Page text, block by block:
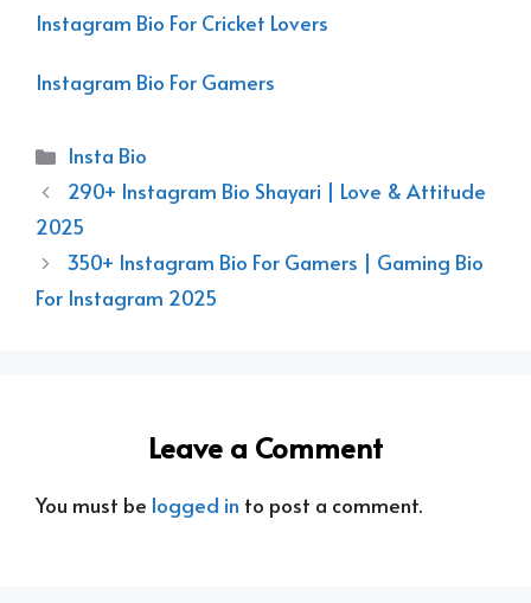
Instagram Bio For Cricket Lovers
Instagram Bio For Gamers
Categories
Insta Bio
290+ Instagram Bio Shayari | Love & Attitude
2025
350+ Instagram Bio For Gamers | Gaming Bio
For Instagram 2025
Leave a Comment
You must be logged in to post a comment.